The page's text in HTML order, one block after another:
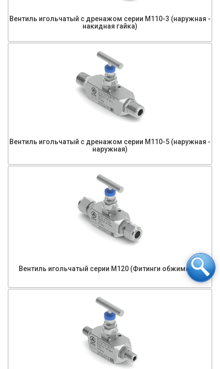
Вентиль игольчатый с дренажом серии М110-3 (наружная -
накидная гайка)
Вентиль игольчатый с дренажом серии М110-5 (наружная -
наружная)
Вентиль игольчатый серии М120 (Фитинги обжимные)